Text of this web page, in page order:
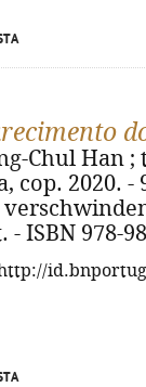
Chul Han ;
cop. 2020.
ISBN 978-